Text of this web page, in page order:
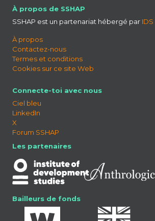
À propos de SSHAP
SSHAP est un partenariat hébergé par IDS
À propos
Contactez-nous
Termes et conditions
Cookies sur ce site Web
Connecte-toi avec nous
Ciel bleu
LinkedIn
X
Forum SSHAP
Les partenaires
Bailleurs de fonds